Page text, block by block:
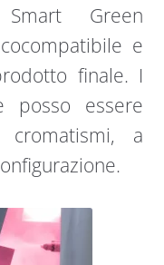
Green
e
finale. I
essere
cromatismi, a